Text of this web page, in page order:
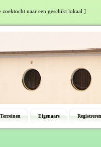
zoektocht naar een geschikt lokaal ]
Terreinen Eigenaars Registreren